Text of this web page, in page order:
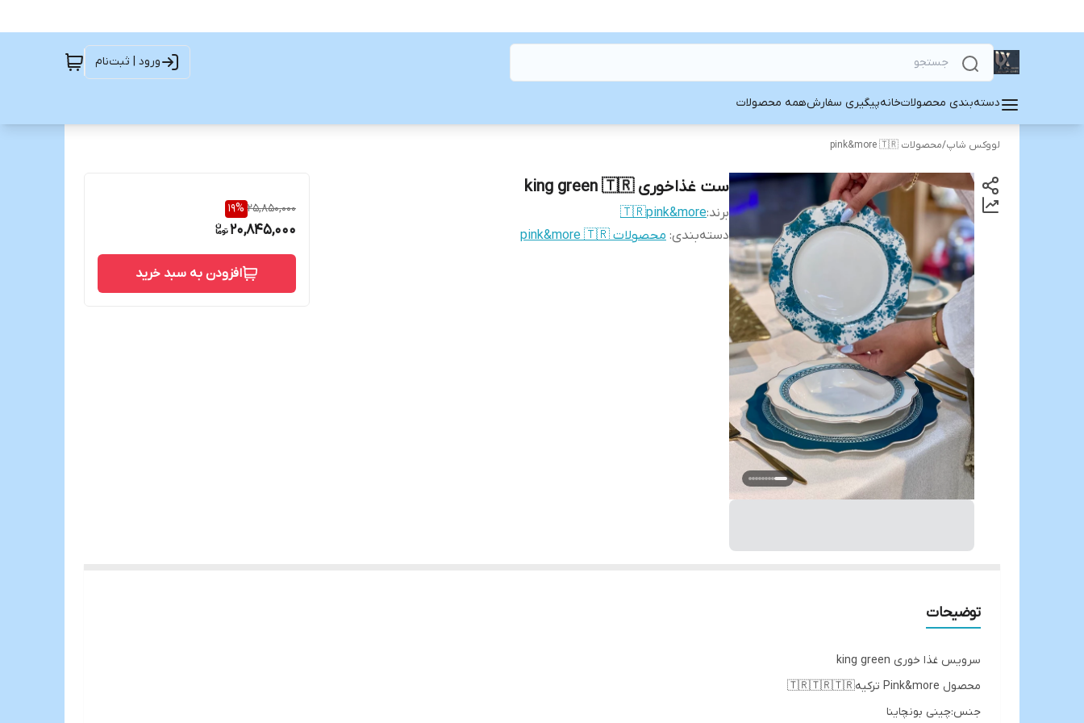
ورود | ثبت‌نام
دسته‌بندی محصولاتخانهپیگیری سفارشهمه محصولات
لووکس شاپ/محصولات pink&more 🇹🇷
ست غذاخوری king green 🇹🇷
برند:🇹🇷pink&more
دسته‌بندی: محصولات pink&more 🇹🇷
25,850,000
19%
20,845,000
افزودن به سبد خرید
توضیحات
سرویس غذا خوری king green
محصول Pink&more ترکیه🇹🇷🇹🇷🇹🇷
جنس:چینی بونچاینا